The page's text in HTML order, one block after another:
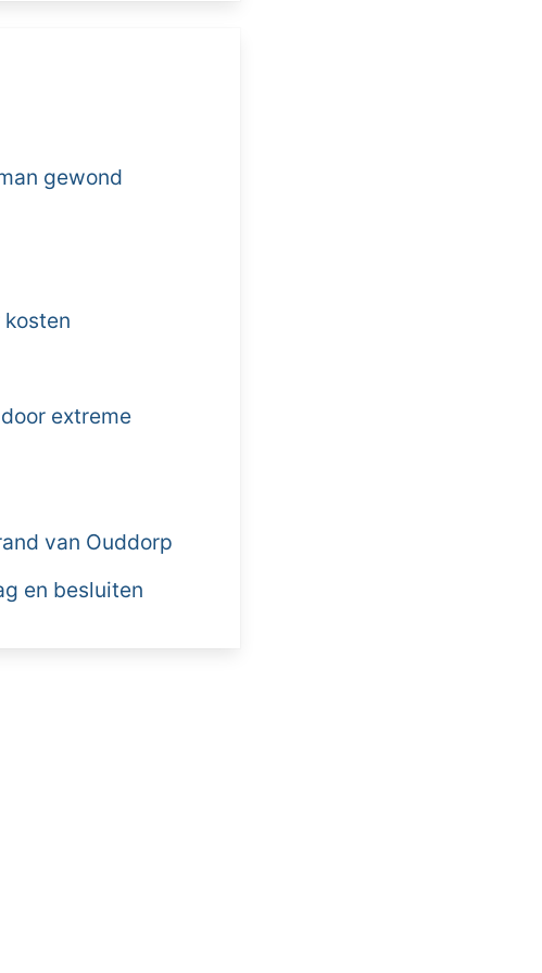
gewond
extreme
van Ouddorp
en besluiten